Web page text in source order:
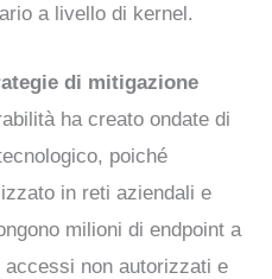
a livello di kernel.
di mitigazione
ha creato ondate di
poiché
in reti aziendali e
milioni di endpoint a
non autorizzati e